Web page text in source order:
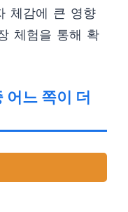
체감에 큰 영향
체험을 통해 확
어느 쪽이 더